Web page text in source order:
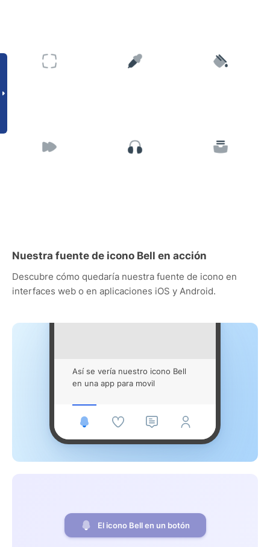
Nuestra fuente de icono Bell en acción
Descubre cómo quedaría nuestra fuente de icono en
interfaces web o en aplicaciones iOS y Android.
Así se vería nuestro icono Bell
en una app para movil
El icono Bell en un botón